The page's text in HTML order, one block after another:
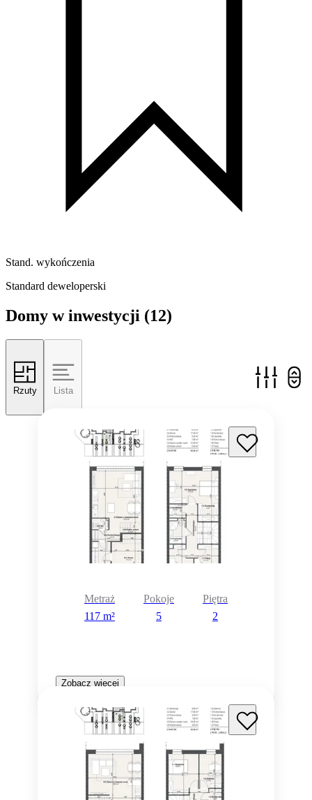
Stand. wykończenia
Standard deweloperski
Domy w inwestycji (12)
Rzuty Lista
Metraż
117 m²
Pokoje
5
Piętra
2
Zobacz więcej